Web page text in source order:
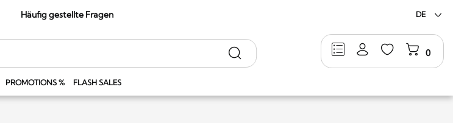
Häufig gestellte Fragen DE
PROMOTIONS % FLASH SALES
0
Suche